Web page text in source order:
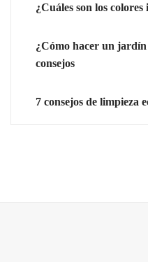
¿Cuáles son los
¿Cómo hacer un
consejos
7 consejos de limpieza